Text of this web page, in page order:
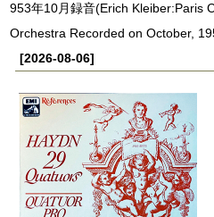
953年10月録音(Erich Kleiber:Paris
Orchestra Recorded on October,
[2026-08-06]